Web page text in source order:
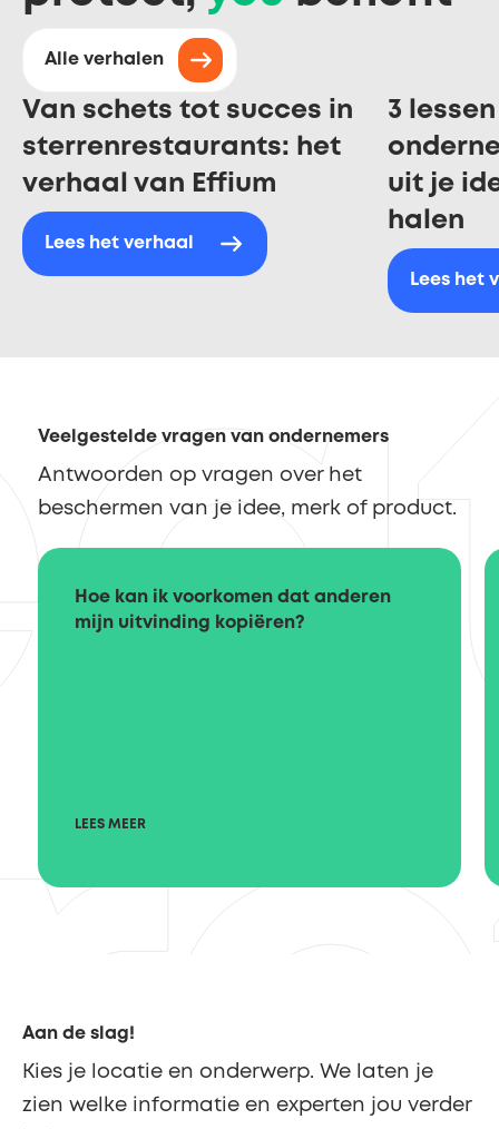
Alle verhalen
Van schets tot succes in
sterrenrestaurants: het
verhaal van Effium
Lees het verhaal
3
uit je
halen
Lees het
Veelgestelde vragen van ondernemers
Antwoorden op vragen over het
beschermen van je idee, merk of product.
Hoe kan ik voorkomen dat anderen
mijn uitvinding kopiëren?
LEES MEER
Aan de slag!
Kies je locatie en onderwerp. We laten je
zien welke informatie en experten jou verder